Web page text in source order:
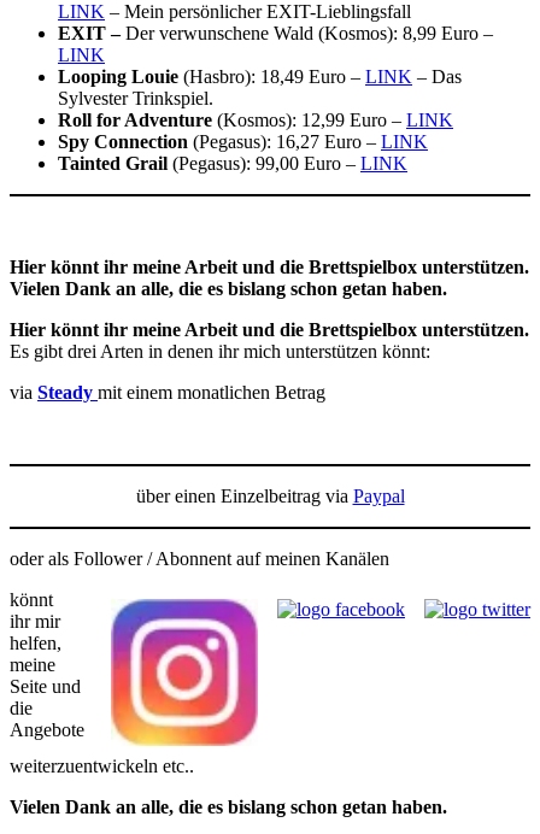
LINK – Mein persönlicher EXIT-Lieblingsfall
EXIT –Der verwunschene Wald (Kosmos): 8,99 Euro –
LINK
Looping Louie (Hasbro): 18,49 Euro – LINK – Das
Sylvester Trinkspiel.
Roll for Adventure (Kosmos): 12,99 Euro – LINK
Spy Connection (Pegasus): 16,27 Euro – LINK
Tainted Grail (Pegasus): 99,00 Euro – LINK
Hier könnt ihr meine Arbeit und die Brettspielbox unterstützen.
Vielen Dank an alle, die es bislang schon getan haben.
Hier könnt ihr meine Arbeit und die Brettspielbox unterstützen.
Es gibt drei Arten in denen ihr mich unterstützen könnt:
via Steady mit einem monatlichen Betrag
über einen Einzelbeitrag via Paypal
oder als Follower / Abonnent auf meinen Kanälen
könnt
ihr mir
helfen,
meine
Seite und
die
Angebote
weiterzuentwickeln etc..
Vielen Dank an alle, die es bislang schon getan haben.